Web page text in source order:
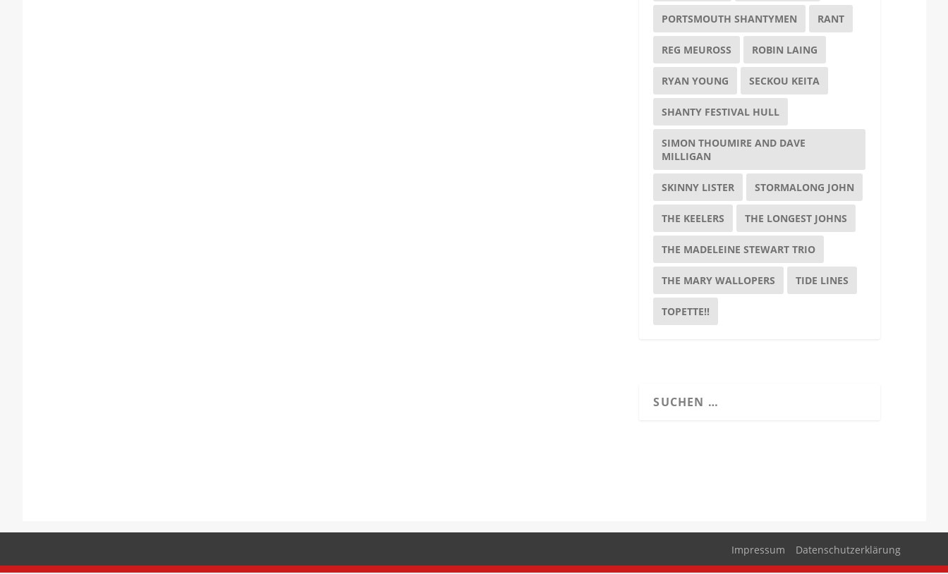
PORTSMOUTH SHANTYMEN RANT
REG MEUROSS ROBIN LAING
RYAN YOUNG SECKOU KEITA
SHANTY FESTIVAL HULL
SIMON THOUMIRE AND DAVE
MILLIGAN
SKINNY LISTER STORMALONG JOHN
THE KEELERS THE LONGEST JOHNS
THE MADELEINE STEWART TRIO
THE MARY WALLOPERS TIDE LINES
TOPETTE!!
Impressum Datenschutzerklärung